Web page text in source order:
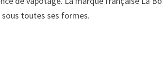
toutes ses formes.